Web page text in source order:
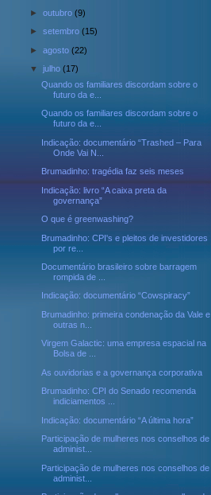
►outubro(9)
►setembro(15)
►agosto(22)
▼julho(17)
Quando os familiares discordam sobre o
futuro da e...
Quando os familiares discordam sobre o
futuro da e...
Indicação: documentário “Trashed – Para
Onde Vai N...
Brumadinho: tragédia faz seis meses
Indicação: livro “A caixa preta da
governança”
O que é greenwashing?
Brumadinho: CPI's e pleitos de investidores
por re...
Documentário brasileiro sobre barragem
rompida de ...
Indicação: documentário “Cowspiracy”
Brumadinho: primeira condenação da Vale e
outras n...
Virgem Galactic: uma empresa espacial na
Bolsa de ...
As ouvidorias e a governança corporativa
Brumadinho: CPI do Senado recomenda
indiciamentos ...
Indicação: documentário “A última hora”
Participação de mulheres nos conselhos de
administ...
Participação de mulheres nos conselhos de
administ...